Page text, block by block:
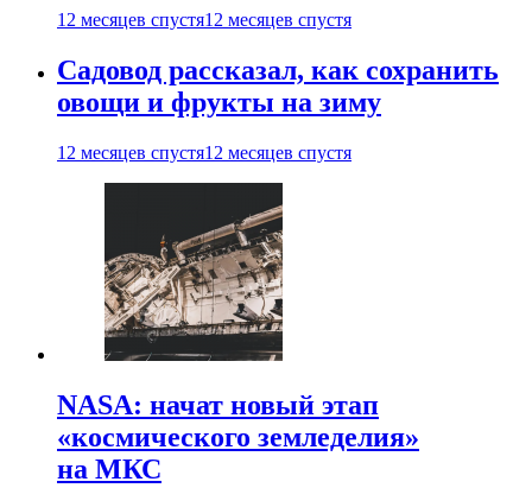
12 месяцев спустя12 месяцев спустя
Садовод рассказал, как сохранить
овощи и фрукты на зиму
12 месяцев спустя12 месяцев спустя
NASA: начат новый этап
«космического земледелия»
на МКС